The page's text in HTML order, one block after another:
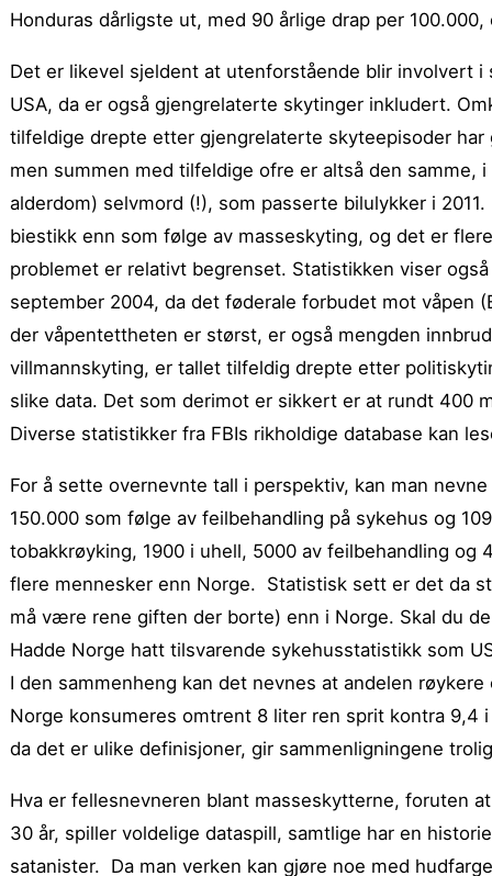
Honduras dårligste ut, med 90 årlige drap per
Det er likevel sjeldent at utenforstående blir involvert
USA, da er også gjengrelaterte skytinger inkludert.
tilfeldige drepte etter gjengrelaterte skyteepisoder
men summen med tilfeldige ofre er altså den samme,
alderdom) selvmord (!), som passerte bilulykker i
biestikk enn som følge av masseskyting, og det er
problemet er relativt begrenset. Statistikken viser
september 2004, da det føderale forbudet mot våpen
der våpentettheten er størst, er også mengden
villmannskyting, er tallet tilfeldig drepte etter
slike data. Det som derimot er sikkert er at rundt 400
Diverse statistikker fra FBIs rikholdige database kan
For å sette overnevnte tall i perspektiv, kan man
150.000 som følge av feilbehandling på sykehus og
tobakkrøyking, 1900 i uhell, 5000 av feilbehandling og
flere mennesker enn Norge. Statistisk sett er det da
må være rene giften der borte) enn i Norge. Skal du
Hadde Norge hatt tilsvarende sykehusstatistikk som
I den sammenheng kan det nevnes at andelen
Norge konsumeres omtrent 8 liter ren sprit kontra 9,4
da det er ulike definisjoner, gir sammenligningene
Hva er fellesnevneren blant masseskytterne, foruten
30 år, spiller voldelige dataspill, samtlige har en
satanister. Da man verken kan gjøre noe med